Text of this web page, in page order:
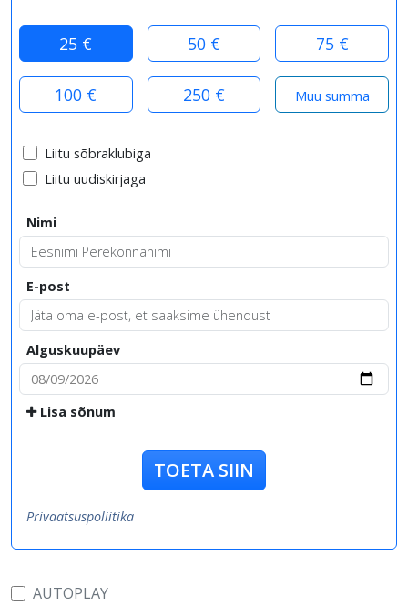
25 € 50 € 75 €
100 € 250 €
Liitu sõbraklubiga
Liitu uudiskirjaga
Nimi
E-post
Alguskuupäev
Lisa sõnum
TOETA SIIN
Privaatsuspoliitika
AUTOPLAY